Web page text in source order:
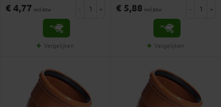
€ 4,77 incl.btw - +
Vergelijken
€ 5,88 incl.btw - +
Vergelijken